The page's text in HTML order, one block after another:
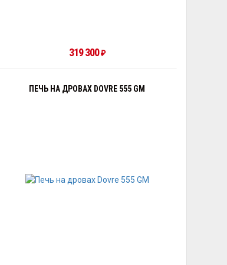
319 300₽
ПЕЧЬ НА ДРОВАХ DOVRE 555 GM